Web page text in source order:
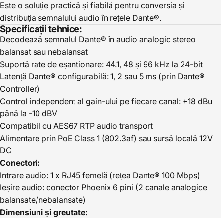
Este o soluție practică și fiabilă pentru conversia și
distribuția semnalului audio în rețele Dante®.
Specificații tehnice:
Decodează semnalul Dante® în audio analogic stereo
balansat sau nebalansat
Suportă rate de eșantionare: 44.1, 48 și 96 kHz la 24-bit
Latență Dante® configurabilă: 1, 2 sau 5 ms (prin Dante®
Controller)
Control independent al gain-ului pe fiecare canal: +18 dBu
până la -10 dBV
Compatibil cu AES67 RTP audio transport
Alimentare prin PoE Class 1 (802.3af) sau sursă locală 12V
DC
Conectori:
Intrare audio: 1 x RJ45 femelă (rețea Dante® 100 Mbps)
Ieșire audio: conector Phoenix 6 pini (2 canale analogice
balansate/nebalansate)
Dimensiuni și greutate: